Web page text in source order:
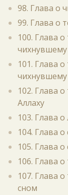
98. Глава о
99. Глава о
100. Глава
чихнувшему
101. Глава
102. Глава
Аллаху
103. Глава
104. Глава
105. Глава
106. Глава
107. Глава
сном